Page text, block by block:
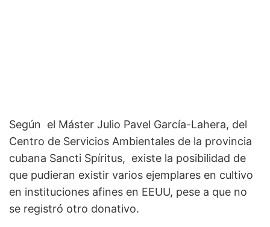
Según el Máster Julio Pavel García-Lahera, del
Centro de Servicios Ambientales de la provincia
cubana Sancti Spíritus, existe la posibilidad de
que pudieran existir varios ejemplares en cultivo
en instituciones afines en EEUU, pese a que no
se registró otro donativo.